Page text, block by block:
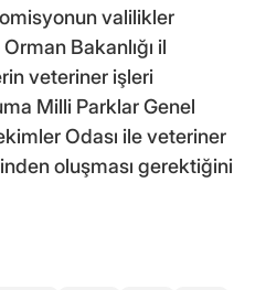
valilikler
Bakanlığı il
veteriner işleri
Milli Parklar Genel
Odası ile veteriner
oluşması gerektiğini